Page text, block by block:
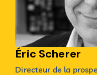
Éric Scherer
Directeur de la